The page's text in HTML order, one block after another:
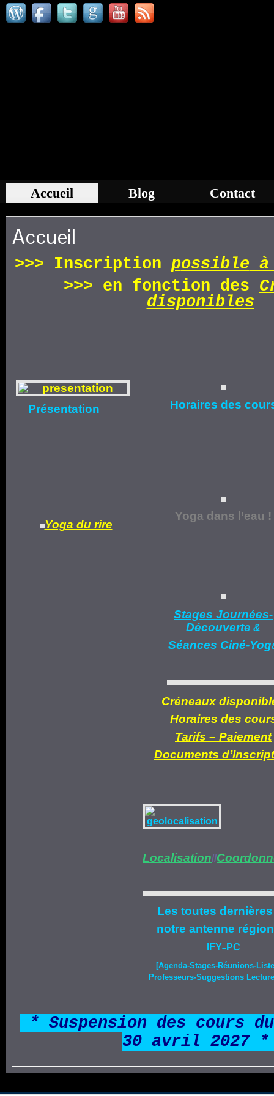
Accueil Blog Contact
Accueil
>>> Inscription possible à
>>> en fonction des
disponibles
Présentation Horaires des
Yoga du rire
Yoga dans l’eau !
Stages Journées-
Découverte &
Séances Ciné-
Créneaux
Horaires des
Tarifs – Paiement
Documents d’
Localisation//
Les toutes
notre antenne
IFY–PC
[Agenda-Stages-Réunions-
Professeurs-Suggestions
* Suspension des cours
30 avril 2027 *